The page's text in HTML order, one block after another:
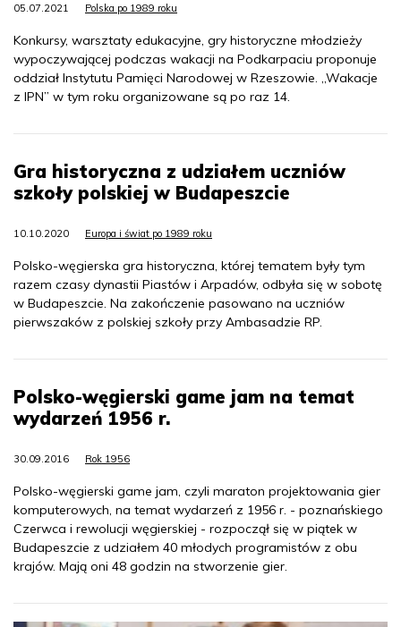
05.07.2021 Polska po 1989 roku
Konkursy, warsztaty edukacyjne, gry historyczne młodzieży
wypoczywającej podczas wakacji na Podkarpaciu proponuje
oddział Instytutu Pamięci Narodowej w Rzeszowie. „Wakacje
z IPN” w tym roku organizowane są po raz 14.
Gra historyczna z udziałem uczniów
szkoły polskiej w Budapeszcie
10.10.2020 Europa i świat po 1989 roku
Polsko-węgierska gra historyczna, której tematem były tym
razem czasy dynastii Piastów i Arpadów, odbyła się w sobotę
w Budapeszcie. Na zakończenie pasowano na uczniów
pierwszaków z polskiej szkoły przy Ambasadzie RP.
Polsko-węgierski game jam na temat
wydarzeń 1956 r.
30.09.2016 Rok 1956
Polsko-węgierski game jam, czyli maraton projektowania gier
komputerowych, na temat wydarzeń z 1956 r. - poznańskiego
Czerwca i rewolucji węgierskiej - rozpoczął się w piątek w
Budapeszcie z udziałem 40 młodych programistów z obu
krajów. Mają oni 48 godzin na stworzenie gier.